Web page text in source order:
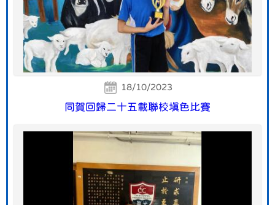
18/10/2023
同賀回歸二十五載聯校填色比賽